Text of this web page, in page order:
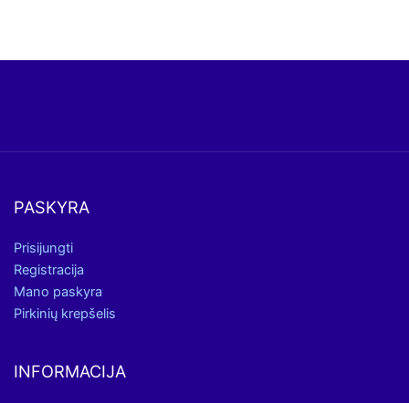
PASKYRA
Prisijungti
Registracija
Mano paskyra
Pirkinių krepšelis
INFORMACIJA